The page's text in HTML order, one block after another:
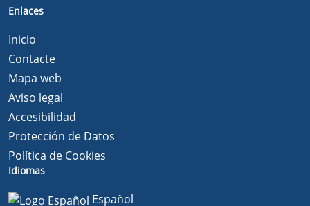
Enlaces
Inicio
Contacte
Mapa web
Aviso legal
Accesibilidad
Protección de Datos
Política de Cookies
Idiomas
Español